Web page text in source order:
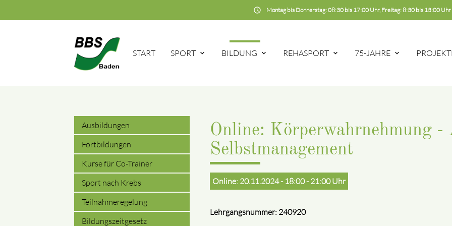
schedule Montag bis Donnerstag: 08:30 bis 17:00 Uhr, Freitag: 8:30 bis 13:00 Uhr
START SPORT BILDUNG REHASPORT 75-JAHRE
Online: Körperwahrnehmung -
Selbstmanagement
Online: 20.11.2024 - 18:00 - 21:00 Uhr
Lehrgangsnummer: 240920
Ausbildungen
Fortbildungen
Kurse für Co-Trainer
Sport nach Krebs
Teilnahmeregelung
Bildungszeitgesetz